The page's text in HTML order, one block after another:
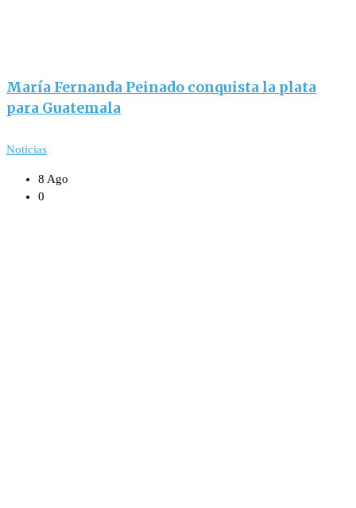
María Fernanda Peinado conquista la plata
para Guatemala
Noticias
8 Ago
0